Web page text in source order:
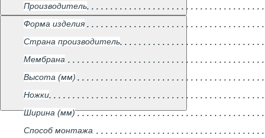
Производитель
Форма изделия
Страна производитель
Мембрана
Высота (мм)
Ножки
Ширина (мм)
Способ монтажа